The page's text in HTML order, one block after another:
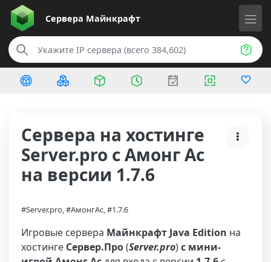
Сервера Майнкрафт
Сервера на хостинге
Server.pro с Амонг Ас
на версии 1.7.6
#Server.pro, #АмонгАс, #1.7.6
Игровые сервера Майнкрафт Java Edition на
хостинге Сервер.Про(Server.pro)с мини-